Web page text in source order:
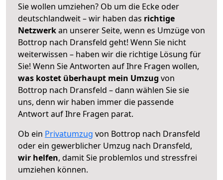
Sie wollen umziehen? Ob um die Ecke oder
deutschlandweit – wir haben das richtige
Netzwerkan unserer Seite, wenn es Umzüge von
Bottrop nach Dransfeld geht! Wenn Sie nicht
weiterwissen – haben wir die richtige Lösung für
Sie! Wenn Sie Antworten auf Ihre Fragen wollen,
was kostet überhaupt mein Umzug von
Bottrop nach Dransfeld – dann wählen Sie sie
uns, denn wir haben immer die passende
Antwort auf Ihre Fragen parat.
Ob ein Privatumzug von Bottrop nach Dransfeld
oder ein gewerblicher Umzug nach Dransfeld,
wir helfen, damit Sie problemlos und stressfrei
umziehen können.